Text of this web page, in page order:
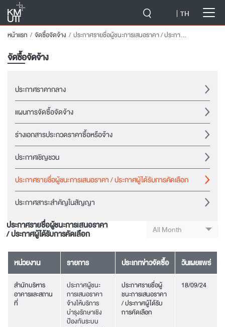
TH
หน้าแรก จัดซื้อจัดจ้าง ประกาศรายชื่อผู้ชนะการเสนอราคา / ประกาศผู้ได้รับการคัดเลือก
จัดซื้อจัดจ้าง
ประกาศราคากลาง
แผนการจัดซื้อจัดจ้าง
ร่างเอกสารประกวดราคาซื้อหรือจ้าง
ประกาศเชิญชวน
ประกาศรายชื่อผู้ชนะการเสนอราคา / ประกาศผู้ได้รับการคัดเลือก
ประกาศสาระสำคัญในสัญญา
ประกาศรายชื่อผู้ชนะการเสนอราคา
/ ประกาศผู้ได้รับการคัดเลือก All Month
หน่วยงาน รายการ ประเภทข่าวจัดซื้อ วันเผยแพร่
สำนักบริหาร
อาคารและสถาน
ที่
ประกาศผู้ชนะ
การเสนอราคา
จ้างให้บริการ
บำรุงรักษาเชิง
ป้องกันระบบ
ประกาศรายชื่อผู้
ชนะการเสนอราคา
/ ประกาศผู้ได้รับ
การคัดเลือก
18/09/24